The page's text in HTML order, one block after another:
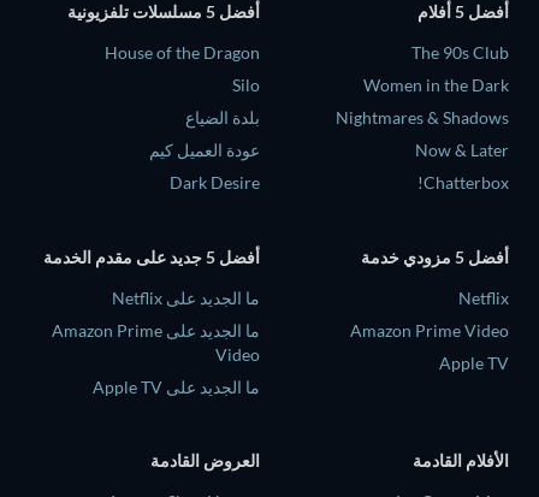
أفضل 5 أفلام
The 90s Club
Women in the Dark
Nightmares & Shadows
Now & Later
Chatterbox!
أفضل 5 مسلسلات تلفزيونية
House of the Dragon
Silo
بلدة الضياع
عودة العميل كيم
Dark Desire
أفضل 5 مزودي خدمة
Netflix
Amazon Prime Video
Apple TV
أفضل 5 جديد على مقدم الخدمة
ما الجديد على Netflix
ما الجديد على Amazon Prime
Video
ما الجديد على Apple TV
الأفلام القادمة
العروض القادمة